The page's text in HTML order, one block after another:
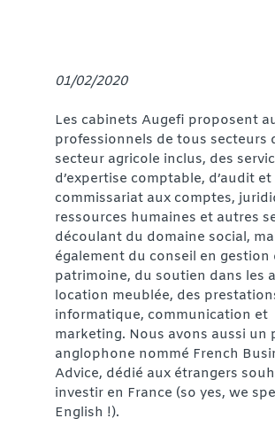
01/02/2020
Les cabinets Augefi proposent
professionnels de tous secteurs
secteur agricole inclus, des
d’expertise comptable, d’audit et
commissariat aux comptes,
ressources humaines et autres
découlant du domaine social,
également du conseil en gestion
patrimoine, du soutien dans les
location meublée, des
informatique, communication et
marketing. Nous avons aussi un
anglophone nommé French
Advice, dédié aux étrangers
investir en France (so yes, we
English !).